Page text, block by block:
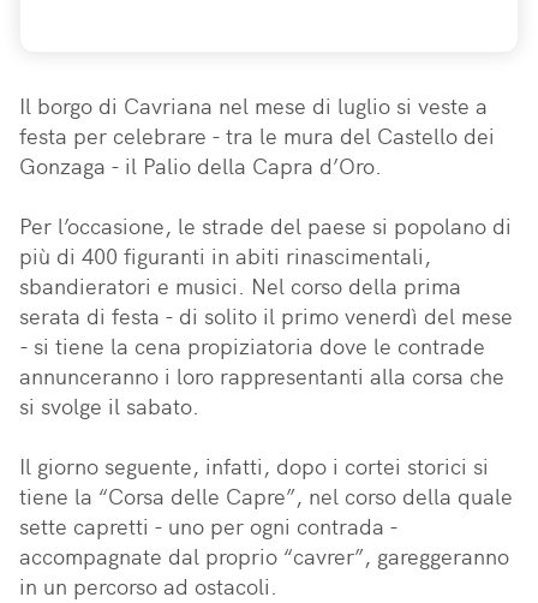
Il borgo di Cavriana nel mese di luglio si veste a
festa per celebrare - tra le mura del Castello dei
Gonzaga - il Palio della Capra d’Oro.
Per l’occasione, le strade del paese si popolano di
più di 400 figuranti in abiti rinascimentali,
sbandieratori e musici. Nel corso della prima
serata di festa - di solito il primo venerdì del mese
- si tiene la cena propiziatoria dove le contrade
annunceranno i loro rappresentanti alla corsa che
si svolge il sabato.
Il giorno seguente, infatti, dopo i cortei storici si
tiene la “Corsa delle Capre”, nel corso della quale
sette capretti - uno per ogni contrada -
accompagnate dal proprio “cavrer”, gareggeranno
in un percorso ad ostacoli.